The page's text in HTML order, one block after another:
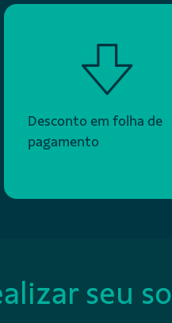
Desconto em folha de
pagamento
seu